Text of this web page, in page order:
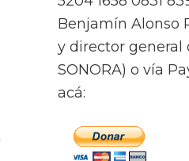
Benjamín Alonso
y director general
SONORA) o vía
acá: